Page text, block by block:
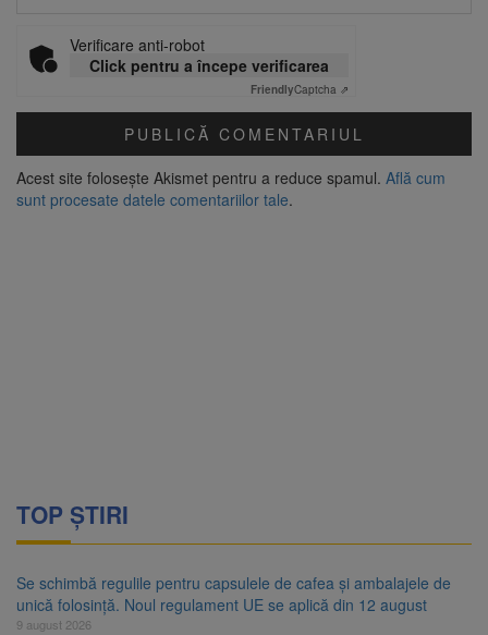
Verificare anti-robot
Click pentru a începe verificarea
FriendlyCaptcha ⇗
Acest site folosește Akismet pentru a reduce spamul. Află cum
sunt procesate datele comentariilor tale.
TOP ȘTIRI
Se schimbă regulile pentru capsulele de cafea și ambalajele de
unică folosință. Noul regulament UE se aplică din 12 august
9 august 2026